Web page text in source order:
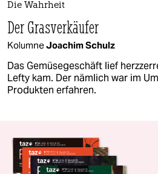
Die Wahrheit
Der Grasverkäufer
KolumneJoachim Schulz
Das Gemüsegeschäft lief
Lefty kam. Der nämlich war im
Produkten erfahren.